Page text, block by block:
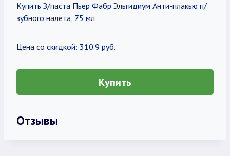
Купить З/паста Пьер Фабр Эльгидиум Анти-плакью п/
зубного налета, 75 мл
Цена со скидкой: 310.9 руб.
Купить
Отзывы